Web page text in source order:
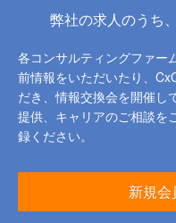
弊社の求人のうち
各コンサルティングファー
前情報をいただいたり、
だき、情報交換会を開催し
提供、キャリアのご相談を
録ください。
新規会